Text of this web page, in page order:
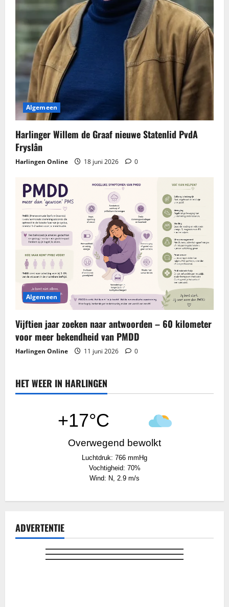
Algemeen
Harlinger Willem de Graaf nieuwe Statenlid PvdA
Fryslân
Harlingen Online 18 juni 2026 0
Algemeen
Vijftien jaar zoeken naar antwoorden – 60 kilometer
voor meer bekendheid van PMDD
Harlingen Online 11 juni 2026 0
HET WEER IN HARLINGEN
+17°C
Overwegend bewolkt
Luchtdruk: 766 mmHg
Vochtigheid: 70%
Wind: N, 2.9 m/s
ADVERTENTIE